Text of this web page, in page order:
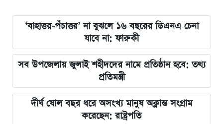
‘বাহাত্তর-পঁচাত্তর’ না বুঝলে ১৬ বছরের ডিএনএ চেনা
যাবে না: ফারুকী
সব উপজেলায় জুলাই শহীদদের নামে প্রতিষ্ঠান হবে: তথ্য
প্রতিমন্ত্রী
দীর্ঘ ষোল বছর ধরে অসংখ্য মানুষ অক্লান্ত সংগ্রাম
করেছেন: রাষ্ট্রপতি